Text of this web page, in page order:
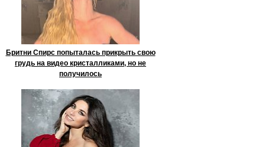
Бритни Спирс попыталась прикрыть свою
грудь на видео кристалликами, но не
получилось